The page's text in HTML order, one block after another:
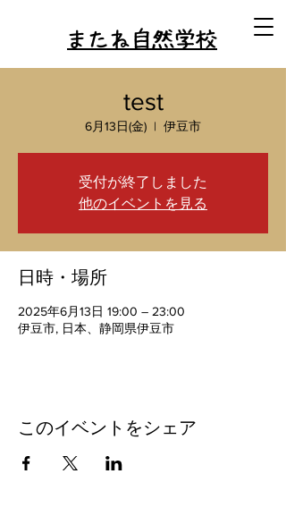
またね自然学校
test
6月13日(金)
  |
伊豆市
受付が終了しました
他のイベントを見る
日時・場所
2025年6月13日 19:00 – 23:00
伊豆市, 日本、静岡県伊豆市
このイベントをシェア